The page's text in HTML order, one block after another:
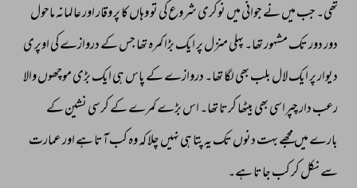
تھی۔ جب میں نے جوانی میں نوکری شروع کی تو وہاں کا پر وقار اور عالمانہ ماحول
دور دور تک مشہور تھا۔ پہلی منزل پر ایک بڑا کمرہ تھا جس کے دروازے کی اوپری
دیوار پر ایک لال بلب بھی لگا تھا۔ دروازے کے پاس ہی ایک بڑی موچھوں والا
رعب دار چپراسی بھی بیٹھا کرتا تھا۔ اس بڑے کمرے کے کرسی نشین کے
بارے میں مجھے بہت دنوں تک یہ پتا ہی نہیں چلا کہ وہ کب آتا ہے اور عمارت
سے نکل کر کب جاتا ہے۔